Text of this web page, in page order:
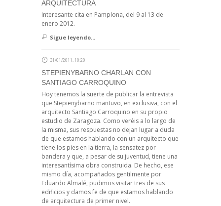
ARQUITECTURA
Interesante cita en Pamplona, del 9 al 13 de
enero 2012.
Sigue leyendo...
31/01/2011, 10:20
STEPIENYBARNO CHARLAN CON
SANTIAGO CARROQUINO
Hoy tenemos la suerte de publicar la entrevista
que Stepienybarno mantuvo, en exclusiva, con el
arquitecto Santiago Carroquino en su propio
estudio de Zaragoza. Como veréis a lo largo de
la misma, sus respuestas no dejan lugar a duda
de que estamos hablando con un arquitecto que
tiene los pies en la tierra, la sensatez por
bandera y que, a pesar de su juventud, tiene una
interesantísima obra construida. De hecho, ese
mismo día, acompañados gentilmente por
Eduardo Almalé, pudimos visitar tres de sus
edificios y damos fe de que estamos hablando
de arquitectura de primer nivel.